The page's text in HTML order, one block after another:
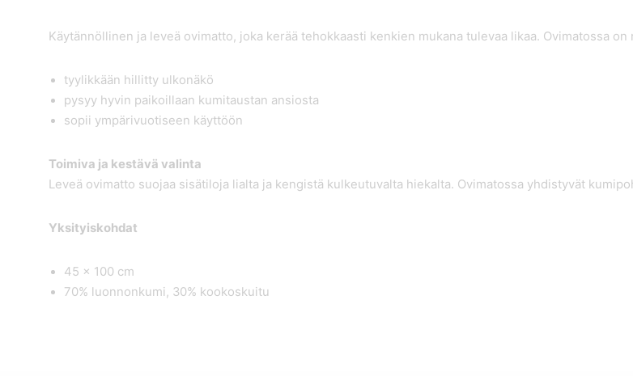
Käytännöllinen ja leveä ovimatto, joka kerää tehokkaasti kenkien mukana tulevaa likaa. Ovimatossa
tyylikkään hillitty ulkonäkö
pysyy hyvin paikoillaan kumitaustan ansiosta
sopii ympärivuotiseen käyttöön
Toimiva ja kestävä valinta
Leveä ovimatto suojaa sisätiloja lialta ja kengistä kulkeutuvalta hiekalta. Ovimatossa yhdistyvät
Yksityiskohdat
45 x 100 cm
70% luonnonkumi, 30% kookoskuitu